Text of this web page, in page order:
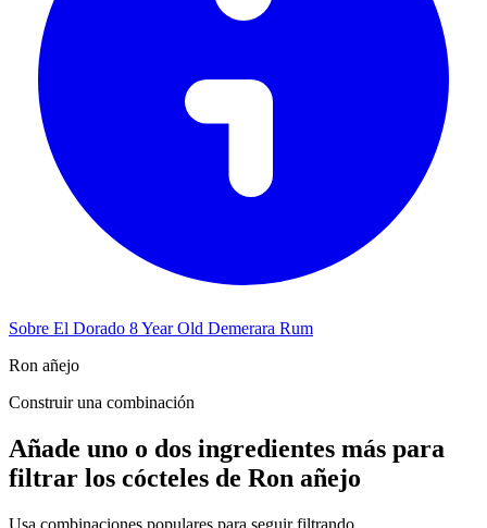
Sobre El Dorado 8 Year Old Demerara Rum
Ron añejo
Construir una combinación
Añade uno o dos ingredientes más para
filtrar los cócteles de Ron añejo
Usa combinaciones populares para seguir filtrando.